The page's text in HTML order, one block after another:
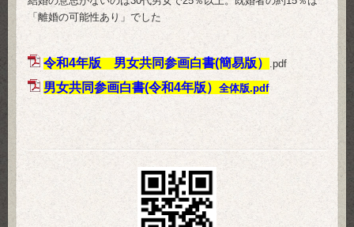
「離婚の可能性あり」でした
令和4年版 男女共同参画白書(簡易版） .pdf
男女共同参画白書(令和4年版） 全体版.pdf